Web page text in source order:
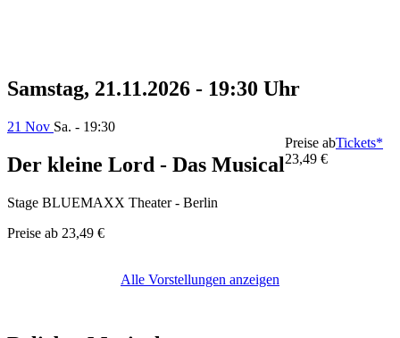
Samstag, 21.11.2026 - 19:30 Uhr
21 Nov Sa. - 19:30
Der kleine Lord - Das Musical
Stage BLUEMAXX Theater - Berlin
Preise ab 23,49 €
Preise ab
23,49 €
Tickets*
Alle Vorstellungen anzeigen